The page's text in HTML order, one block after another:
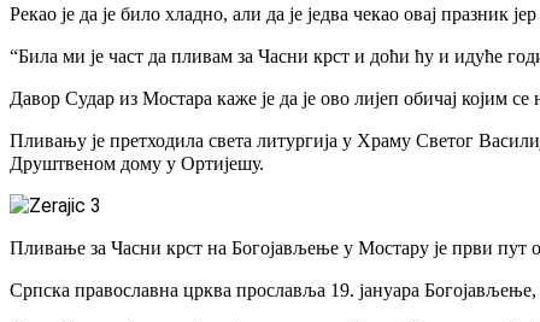
Рекао је да је било хладно, али да је једва чекао овај празник
“Била ми је част да пливам за Часни крст и доћи ћу и идуће
Давор Судар из Мостара каже је да је ово лијеп обичај којим
Пливању је претходила света литургија у Храму Светог
Друштвеном дому у Ортијешу.
Пливање за Часни крст на Богојављење у Мостару је први
Српска православна црква прославља 19. јануара